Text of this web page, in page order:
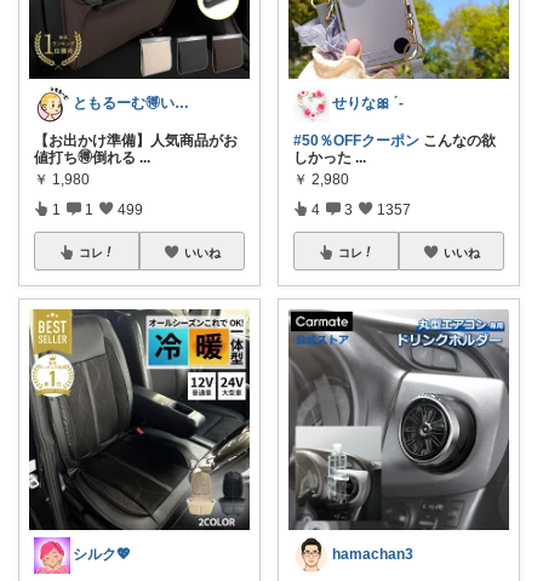
ともるーむ🉐いいものみっけ‼️
【お出かけ準備】人気商品がお
値打ち🉐倒れる ...
￥ 1,980
1 1 499
コレ いいね
シルク💖
せりな🎀 ´-
#50％OFFクーポン こんなの欲
しかった ...
￥ 2,980
4 3 1357
コレ いいね
hamachan3